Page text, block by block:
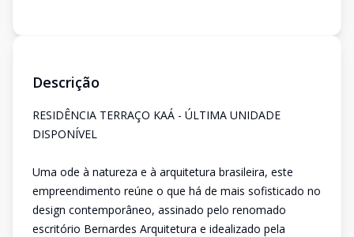
Descrição
RESIDÊNCIA TERRAÇO KAÁ - ÚLTIMA UNIDADE
DISPONÍVEL
Uma ode à natureza e à arquitetura brasileira, este
empreendimento reúne o que há de mais sofisticado no
design contemporâneo, assinado pelo renomado
escritório Bernardes Arquitetura e idealizado pela